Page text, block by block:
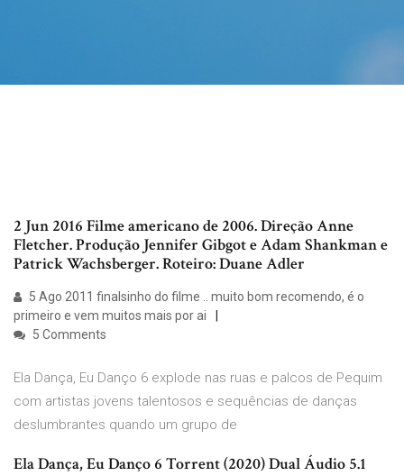
2 Jun 2016 Filme americano de 2006. Direção Anne
Fletcher. Produção Jennifer Gibgot e Adam Shankman e
Patrick Wachsberger. Roteiro: Duane Adler
5 Ago 2011 finalsinho do filme .. muito bom recomendo, é o
primeiro e vem muitos mais por ai
5 Comments
Ela Dança, Eu Danço 6 explode nas ruas e palcos de Pequim
com artistas jovens talentosos e sequências de danças
deslumbrantes quando um grupo de
Ela Dança, Eu Danço 6 Torrent (2020) Dual Áudio 5.1